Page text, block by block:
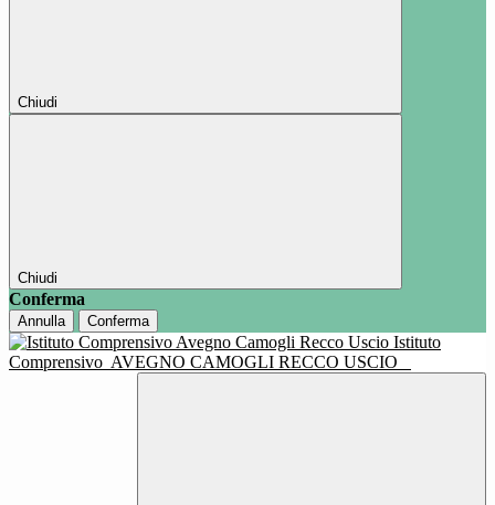
Chiudi
Chiudi
Conferma
Annulla Conferma
Istituto
Comprensivo AVEGNO CAMOGLI RECCO USCIO